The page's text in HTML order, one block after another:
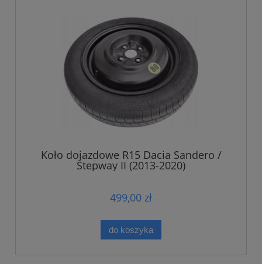
Koło dojazdowe R15 Dacia Sandero /
Stepway II (2013-2020)
499,00 zł
do koszyka